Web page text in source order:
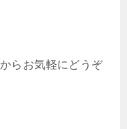
らお気軽にどうぞ